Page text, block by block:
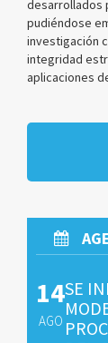
desarrollados
pudiéndose
investigación
integridad
aplicaciones
14
AGO
SE